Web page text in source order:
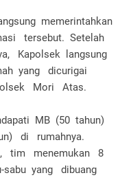
memerintahkan
tersebut. Setelah
Kapolsek langsung
yang dicurigai
Mori Atas.
MB (50 tahun)
di rumahnya.
tim menemukan 8
yang dibuang